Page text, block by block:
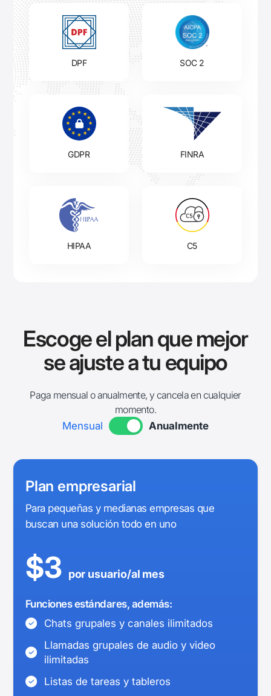
DPF SOC 2
GDPR FINRA
HIPAA C5
Escoge el plan que mejor
se ajuste a tu equipo
Paga mensual o anualmente, y cancela en cualquier
momento.
Mensual
Anualmente
Plan empresarial
Para pequeñas y medianas empresas que
buscan una solución todo en uno
$3 por usuario/al mes
Funciones estándares, además:
Chats grupales y canales ilimitados
Llamadas grupales de audio y video
ilimitadas
Listas de tareas y tableros